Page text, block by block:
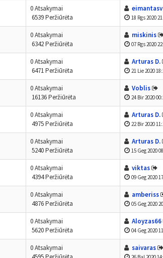
0 Atsakymai
6539 Peržiūrėta
eimantasv
18 Rgs 2020
0 Atsakymai
6342 Peržiūrėta
miskinis
07 Rgs 2020
0 Atsakymai
6471 Peržiūrėta
Arturas D.
21 Lie 2020
0 Atsakymai
16136 Peržiūrėta
Voblis
24 Bir 2020
0 Atsakymai
4975 Peržiūrėta
Arturas D.
22 Bir 2020
0 Atsakymai
5240 Peržiūrėta
Arturas D.
15 Geg 2020
0 Atsakymai
4394 Peržiūrėta
viktas
09 Geg 2020
0 Atsakymai
4876 Peržiūrėta
amberiss
05 Geg 2020
0 Atsakymai
5620 Peržiūrėta
Aloyzas66
04 Geg 2020
0 Atsakymai
saivaras